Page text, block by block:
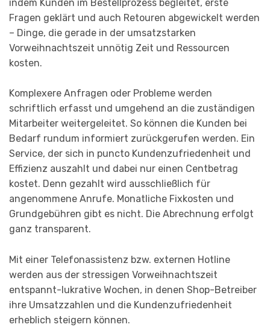
indem Kunden im Bestellprozess begleitet, erste
Fragen geklärt und auch Retouren abgewickelt werden
– Dinge, die gerade in der umsatzstarken
Vorweihnachtszeit unnötig Zeit und Ressourcen
kosten.
Komplexere Anfragen oder Probleme werden
schriftlich erfasst und umgehend an die zuständigen
Mitarbeiter weitergeleitet. So können die Kunden bei
Bedarf rundum informiert zurückgerufen werden. Ein
Service, der sich in puncto Kundenzufriedenheit und
Effizienz auszahlt und dabei nur einen Centbetrag
kostet. Denn gezahlt wird ausschließlich für
angenommene Anrufe. Monatliche Fixkosten und
Grundgebühren gibt es nicht. Die Abrechnung erfolgt
ganz transparent.
Mit einer Telefonassistenz bzw. externen Hotline
werden aus der stressigen Vorweihnachtszeit
entspannt-lukrative Wochen, in denen Shop-Betreiber
ihre Umsatzzahlen und die Kundenzufriedenheit
erheblich steigern können.